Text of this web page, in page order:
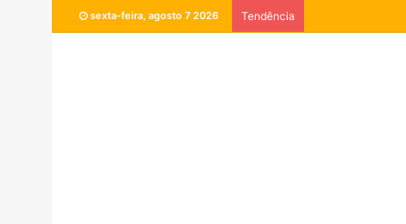
sexta-feira, agosto 7 2026 Tendência